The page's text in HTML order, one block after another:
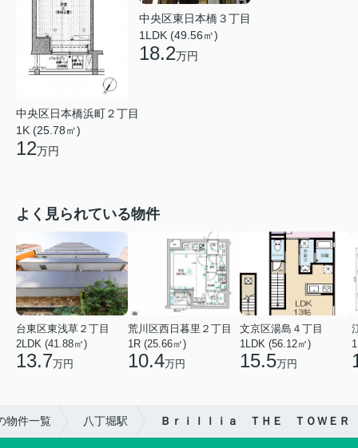
中央区日本橋浜町２丁目
1K (25.78㎡)
12万円
中央区東日本橋３丁目
1LDK (49.56㎡)
18.2万円
よく見られている物件
台東区東浅草２丁目
2LDK (41.88㎡)
13.7万円
荒川区西日暮里２丁目
1R (25.66㎡)
10.4万円
文京区湯島４丁目
1LDK (56.12㎡)
15.5万円
物件一覧 八丁堀駅 Ｂｒｉｌｌｉａ ＴＨＥ ＴＯＷＥＲ